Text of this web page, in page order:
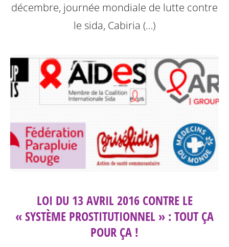
décembre, journée mondiale de lutte contre
le sida, Cabiria (…)
LOI DU 13 AVRIL 2016 CONTRE LE
« SYSTÈME PROSTITUTIONNEL » : TOUT ÇA
POUR ÇA !